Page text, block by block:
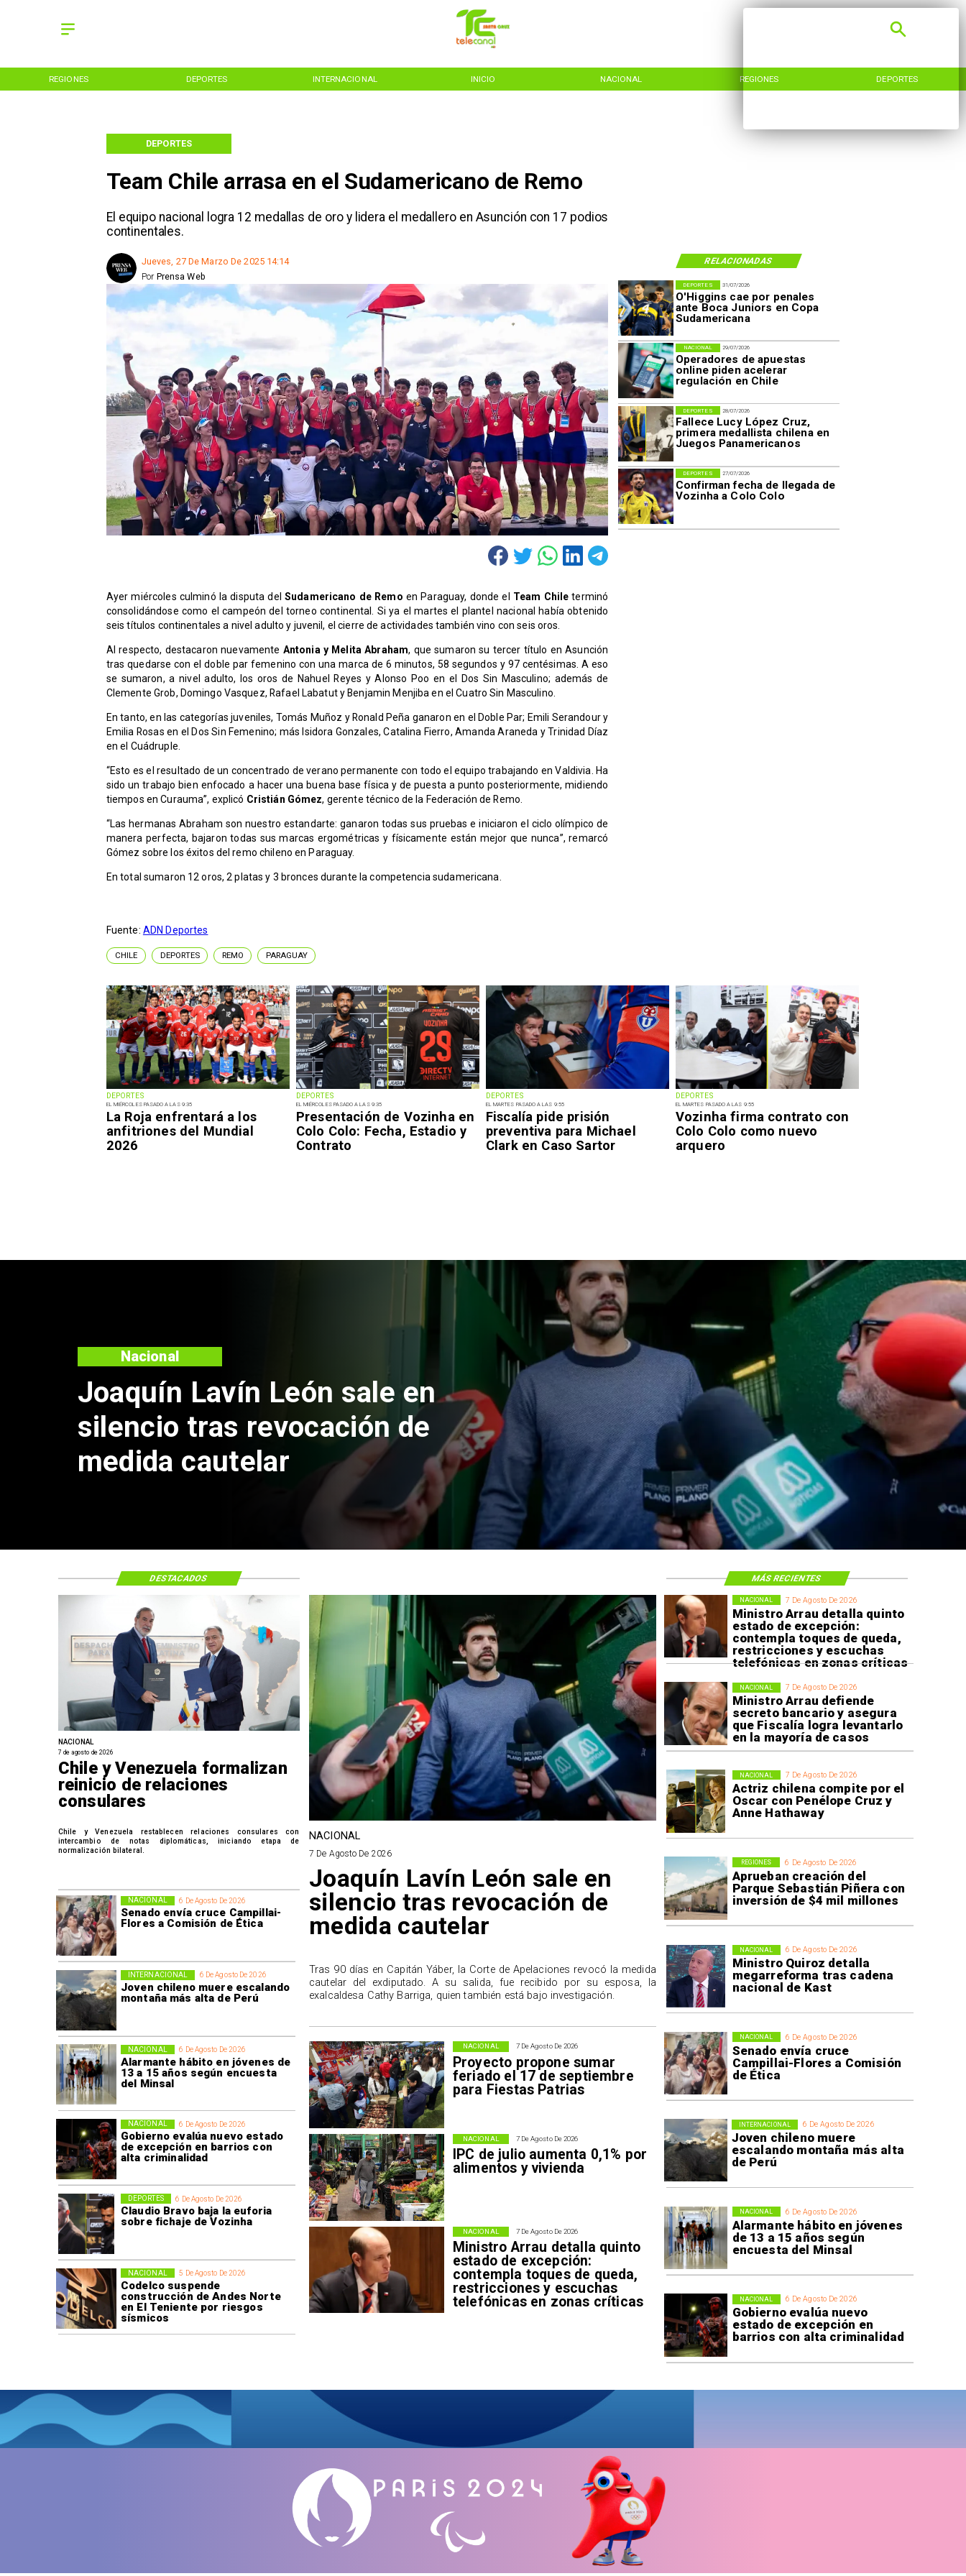
REGIONES DEPORTES INTERNACIONAL INICIO NACIONAL REGIONES DEPORTES
Team Chile arrasa en el Sudamericano de Remo
El equipo nacional logra 12 medallas de oro y lidera el medallero en Asunción con 17 podios
continentales.
DEPORTES
RELACIONADAS
Jueves, 27 De Marzo De 2025 14:14
Prensa Web
Por
DEPORTES
EL MIÉRCOLES PASADO A LAS 9:35
La Roja enfrentará a los
anfitriones del Mundial
2026
DEPORTES
EL MIÉRCOLES PASADO A LAS 9:35
Presentación de Vozinha en
Colo Colo: Fecha, Estadio y
Contrato
DEPORTES
EL MARTES PASADO A LAS 9:55
Fiscalía pide prisión
preventiva para Michael
Clark en Caso Sartor
DEPORTES
EL MARTES PASADO A LAS 9:55
Vozinha firma contrato con
Colo Colo como nuevo
arquero
31/07/2026
O'Higgins cae por penales
ante Boca Juniors en Copa
Sudamericana
DEPORTES
29/07/2026
Operadores de apuestas
online piden acelerar
regulación en Chile
NACIONAL
28/07/2026
Fallece Lucy López Cruz,
primera medallista chilena en
Juegos Panamericanos
DEPORTES
27/07/2026
Confirman fecha de llegada de
Vozinha a Colo Colo
DEPORTES
Ayer miércoles culminó la disputa del Sudamericano de Remo en Paraguay, donde el Team Chile terminó
consolidándose como el campeón del torneo continental. Si ya el martes el plantel nacional había obtenido
seis títulos continentales a nivel adulto y juvenil, el cierre de actividades también vino con seis oros.
Al respecto, destacaron nuevamente Antonia y Melita Abraham, que sumaron su tercer título en Asunción
tras quedarse con el doble par femenino con una marca de 6 minutos, 58 segundos y 97 centésimas. A eso
se sumaron, a nivel adulto, los oros de Nahuel Reyes y Alonso Poo en el Dos Sin Masculino; además de
Clemente Grob, Domingo Vasquez, Rafael Labatut y Benjamin Menjiba en el Cuatro Sin Masculino.
En tanto, en las categorías juveniles, Tomás Muñoz y Ronald Peña ganaron en el Doble Par; Emili Serandour y
Emilia Rosas en el Dos Sin Femenino; más Isidora Gonzales, Catalina Fierro, Amanda Araneda y Trinidad Díaz
en el Cuádruple.
“Esto es el resultado de un concentrado de verano permanente con todo el equipo trabajando en Valdivia. Ha
sido un trabajo bien enfocado a hacer una buena base física y de puesta a punto posteriormente, midiendo
tiempos en Curauma”, explicó Cristián Gómez, gerente técnico de la Federación de Remo.
“Las hermanas Abraham son nuestro estandarte: ganaron todas sus pruebas e iniciaron el ciclo olímpico de
manera perfecta, bajaron todas sus marcas ergométricas y físicamente están mejor que nunca”, remarcó
Gómez sobre los éxitos del remo chileno en Paraguay.
En total sumaron 12 oros, 2 platas y 3 bronces durante la competencia sudamericana.
Fuente: ADN Deportes
CHILE DEPORTES REMO PARAGUAY
Joaquín Lavín León sale en
silencio tras revocación de
medida cautelar
Nacional
7 De Agosto De 2026
Ministro Arrau detalla quinto
estado de excepción:
contempla toques de queda,
restricciones y escuchas
telefónicas en zonas críticas
NACIONAL
7 De Agosto De 2026
Ministro Arrau defiende
secreto bancario y asegura
que Fiscalía logra levantarlo
en la mayoría de casos
NACIONAL
7 De Agosto De 2026
Actriz chilena compite por el
Oscar con Penélope Cruz y
Anne Hathaway
NACIONAL
6 De Agosto De 2026
Aprueban creación del
Parque Sebastián Piñera con
inversión de $4 mil millones
REGIONES
6 De Agosto De 2026
Ministro Quiroz detalla
megarreforma tras cadena
nacional de Kast
NACIONAL
6 De Agosto De 2026
Senado envía cruce
Campillai-Flores a Comisión
de Ética
NACIONAL
6 De Agosto De 2026
Joven chileno muere
escalando montaña más alta
de Perú
INTERNACIONAL
6 De Agosto De 2026
Alarmante hábito en jóvenes
de 13 a 15 años según
encuesta del Minsal
NACIONAL
6 De Agosto De 2026
Gobierno evalúa nuevo
estado de excepción en
barrios con alta criminalidad
NACIONAL
6 De Agosto De 2026
Senado envía cruce Campillai-
Flores a Comisión de Ética
NACIONAL
6 De Agosto De 2026
Joven chileno muere escalando
montaña más alta de Perú
INTERNACIONAL
6 De Agosto De 2026
Alarmante hábito en jóvenes de
13 a 15 años según encuesta
del Minsal
NACIONAL
6 De Agosto De 2026
Gobierno evalúa nuevo estado
de excepción en barrios con
alta criminalidad
NACIONAL
6 De Agosto De 2026
Claudio Bravo baja la euforia
sobre fichaje de Vozinha
DEPORTES
5 De Agosto De 2026
Codelco suspende
construcción de Andes Norte
en El Teniente por riesgos
sísmicos
NACIONAL
7 De Agosto De 2026
Proyecto propone sumar
feriado el 17 de septiembre
para Fiestas Patrias
NACIONAL
7 De Agosto De 2026
IPC de julio aumenta 0,1% por
alimentos y vivienda
NACIONAL
7 De Agosto De 2026
Ministro Arrau detalla quinto
estado de excepción:
contempla toques de queda,
restricciones y escuchas
telefónicas en zonas críticas
NACIONAL
NACIONAL
7 de agosto de 2026
Chile y Venezuela formalizan
reinicio de relaciones
consulares
Chile y Venezuela restablecen relaciones consulares con
intercambio de notas diplomáticas, iniciando etapa de
normalización bilateral.
NACIONAL
7 De Agosto De 2026
Joaquín Lavín León sale en
silencio tras revocación de
medida cautelar
Tras 90 días en Capitán Yáber, la Corte de Apelaciones revocó la medida
cautelar del exdiputado. A su salida, fue recibido por su esposa, la
exalcaldesa Cathy Barriga, quien también está bajo investigación.
DESTACADOS MÁS RECIENTES